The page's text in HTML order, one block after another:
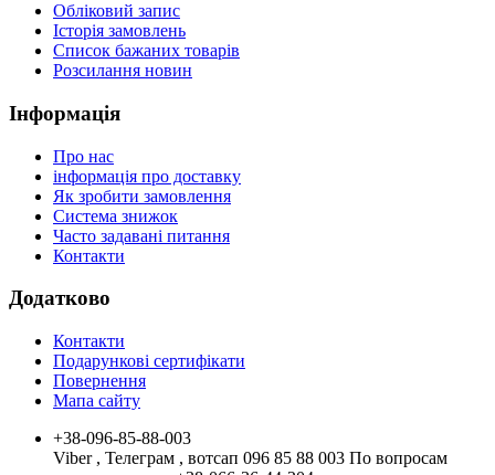
Обліковий запис
Історія замовлень
Список бажаних товарів
Розсилання новин
Інформація
Про нас
інформація про доставку
Як зробити замовлення
Система знижок
Часто задавані питання
Контакти
Додатково
Контакти
Подарункові сертифікати
Повернення
Мапа сайту
+38-096-85-88-003
Viber , Телеграм , вотсап 096 85 88 003 По вопросам